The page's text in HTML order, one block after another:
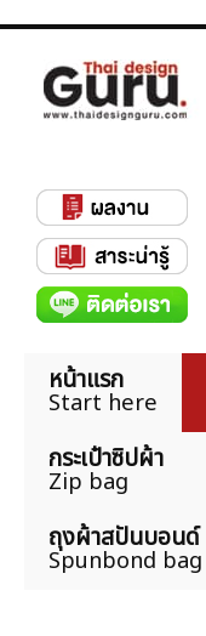
หน้าแรก
Start here
กระเป๋าซิปผ้า
Zip bag
ถุงผ้าสปันบอนด์
Spunbond bag